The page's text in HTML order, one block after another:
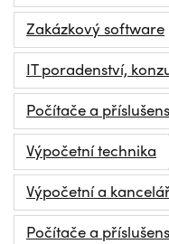
Zakázkový software
IT poradenství,
Počítače a
Výpočetní technika
Výpočetní a
Počítače a